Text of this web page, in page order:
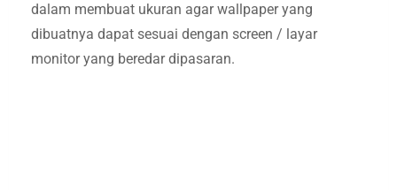
dalam membuat ukuran agar wallpaper yang
dibuatnya dapat sesuai dengan screen / layar
monitor yang beredar dipasaran.